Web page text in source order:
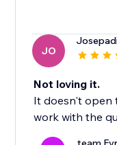
JO
Not loving it.
It doesn't open
work with the